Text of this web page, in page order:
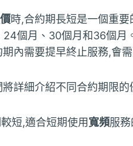
時,合約期長短是一個重
個月、30個月和36個月
內需要提早終止服務,會
詳細介紹不同合約期限
短,適合短期使用寬頻服